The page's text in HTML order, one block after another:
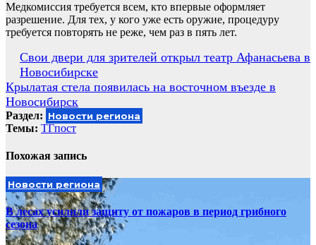
Медкомиссия требуется всем, кто впервые оформляет
разрешение. Для тех, у кого уже есть оружие, процедуру
требуется повторять не реже, чем раз в пять лет.
Навигация
по
записям
Свои двери для зрителей открыл театр Афанасьева в
Новосибирске
Крылатая стела появилась на восточном въезде в
Новосибирск
Раздел: Новости региона
Темы: ТГпост
Похожая запись
Новости региона
В лесах усилили защиту от пожаров в период грибного
сезона